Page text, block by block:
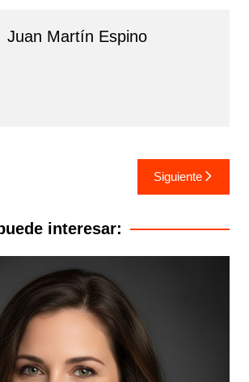
Juan Martín Espino
Siguiente
interesar: